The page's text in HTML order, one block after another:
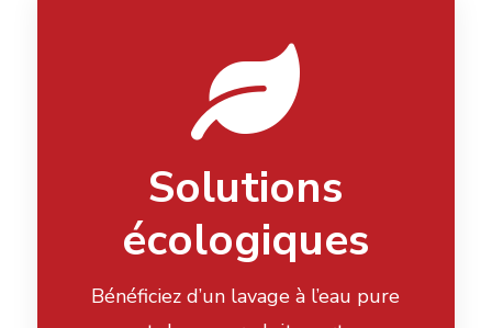
Solutions
écologiques
Bénéficiez d’un lavage à l’eau pure